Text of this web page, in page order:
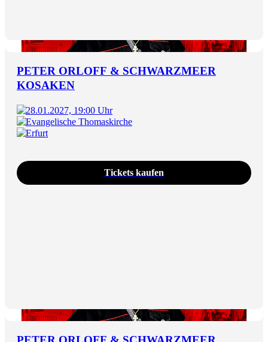
PETER ORLOFF & SCHWARZMEER
KOSAKEN
28.01.2027, 19:00 Uhr
Evangelische Thomaskirche
Erfurt
Tickets kaufen